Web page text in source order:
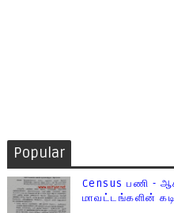
Popular
Census பணி -
மாவட்டங்களின்